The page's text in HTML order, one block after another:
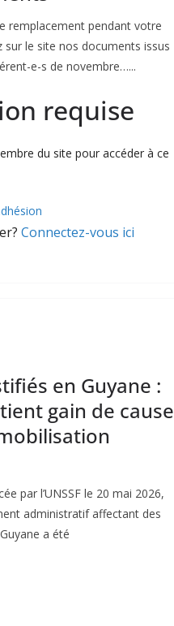
remplacement pendant votre
sur le site nos documents issus
e-s de novembre…...
requise
du site pour accéder à ce
Connectez-vous ici
en Guyane :
gain de cause
par l’UNSSF le 20 mai 2026,
administratif affectant des
a été